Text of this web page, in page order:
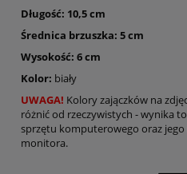
Długość: 10,5 cm
Średnica brzuszka: 5 cm
Wysokość: 6 cm
Kolor: biały
UWAGA! Kolory zajączków na
różnić od rzeczywistych - wynika
sprzętu komputerowego oraz
monitora.